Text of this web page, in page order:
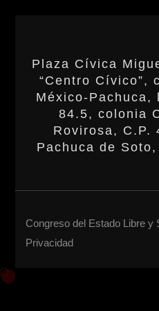
Plaza Cívica
“Centro Cívico”,
México-Pachuca,
84.5, colonia
Rovirosa, C.P.
Pachuca de
Congreso del Estado Libre y
Privacidad